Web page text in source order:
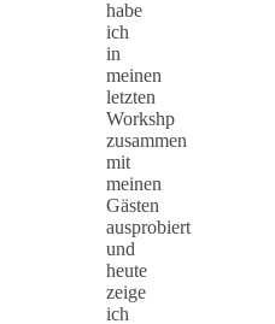
habe
ich
in
meinen
letzten
Workshp
zusammen
mit
meinen
Gästen
ausprobiert
und
heute
zeige
ich